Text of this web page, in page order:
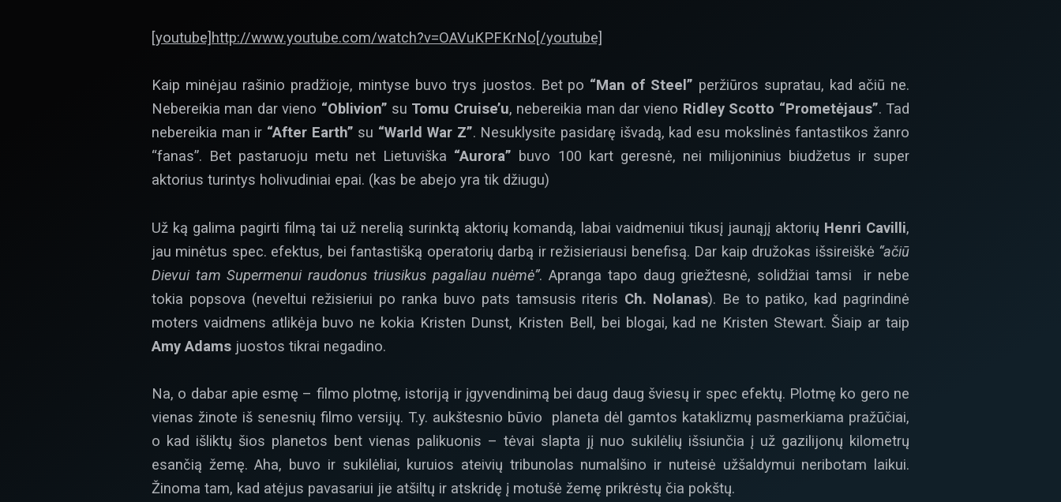
[youtube]http://www.youtube.com/watch?v=OAVuKPFKrNo[/youtube]
Kaip minėjau rašinio pradžioje, mintyse buvo trys juostos. Bet po “Man of Steel” peržiūros supratau, kad ačiū ne.
Nebereikia man dar vieno “Oblivion” su Tomu Cruise’u, nebereikia man dar vieno Ridley Scotto “Prometėjaus”. Tad
nebereikia man ir “After Earth” su “Warld War Z”. Nesuklysite pasidarę išvadą, kad esu mokslinės fantastikos žanro
“fanas”. Bet pastaruoju metu net Lietuviška “Aurora” buvo 100 kart geresnė, nei milijoninius biudžetus ir super
aktorius turintys holivudiniai epai. (kas be abejo yra tik džiugu)
Už ką galima pagirti filmą tai už nerelią surinktą aktorių komandą, labai vaidmeniui tikusį jaunąjį aktorių Henri Cavilli,
jau minėtus spec. efektus, bei fantastišką operatorių darbą ir režisieriausi benefisą. Dar kaip družokas išsireiškė “ačiū
Dievui tam Supermenui raudonus triusikus pagaliau nuėmė”. Apranga tapo daug griežtesnė, solidžiai tamsi ir nebe
tokia popsova (neveltui režisieriui po ranka buvo pats tamsusis riteris Ch. Nolanas). Be to patiko, kad pagrindinė
moters vaidmens atlikėja buvo ne kokia Kristen Dunst, Kristen Bell, bei blogai, kad ne Kristen Stewart. Šiaip ar taip
Amy Adams juostos tikrai negadino.
Na, o dabar apie esmę – filmo plotmę, istoriją ir įgyvendinimą bei daug daug šviesų ir spec efektų. Plotmę ko gero ne
vienas žinote iš senesnių filmo versijų. T.y. aukštesnio būvio planeta dėl gamtos kataklizmų pasmerkiama pražūčiai,
o kad išliktų šios planetos bent vienas palikuonis – tėvai slapta jį nuo sukilėlių išsiunčia į už gazilijonų kilometrų
esančią žemę. Aha, buvo ir sukilėliai, kuruios ateivių tribunolas numalšino ir nuteisė užšaldymui neribotam laikui.
Žinoma tam, kad atėjus pavasariui jie atšiltų ir atskridę į motušė žemę prikrėstų čia pokštų.